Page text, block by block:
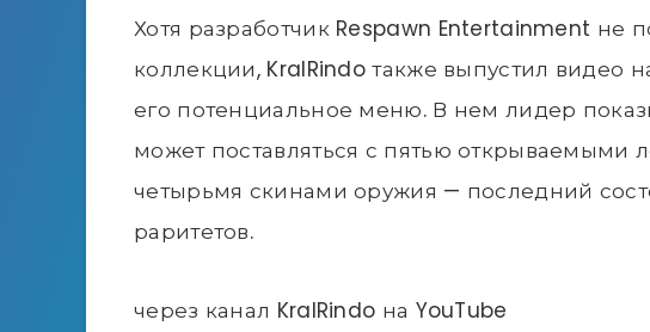
Хотя разработчик Respawn Entertainment не
коллекции, KralRindo также выпустил видео
его потенциальное меню. В нем лидер
может поставляться с пятью открываемыми
четырьмя скинами оружия — последний
раритетов.
через канал KralRindo на YouTube